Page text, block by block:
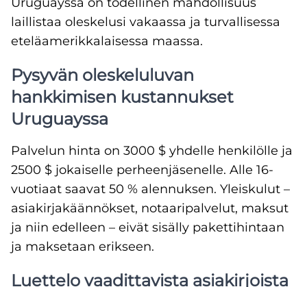
laillistaa oleskelusi vakaassa ja turvallisessa
eteläamerikkalaisessa maassa.
Pysyvän oleskeluluvan
hankkimisen kustannukset
Uruguayssa
Palvelun hinta on 3000 $ yhdelle henkilölle ja
2500 $ jokaiselle perheenjäsenelle. Alle 16-
vuotiaat saavat 50 % alennuksen. Yleiskulut –
asiakirjakäännökset, notaaripalvelut, maksut
ja niin edelleen – eivät sisälly pakettihintaan
ja maksetaan erikseen.
Luettelo vaadittavista asiakirjoista